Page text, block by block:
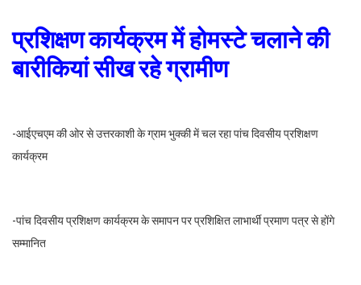
प्रशिक्षण कार्यक्रम में होमस्टे चलाने की
बारीकियां सीख रहे ग्रामीण
-आईएचएम की ओर से उत्तरकाशी के ग्राम भुक्की में चल रहा पांच दिवसीय प्रशिक्षण
कार्यक्रम
-पांच दिवसीय प्रशिक्षण कार्यक्रम के समापन पर प्रशिक्षित लाभार्थी प्रमाण पत्र से होंगे
सम्मानित